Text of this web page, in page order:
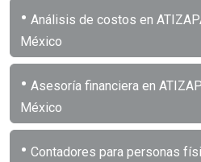
• Análisis de costos en
México
• Asesoría financiera en
México
• Contadores para personas